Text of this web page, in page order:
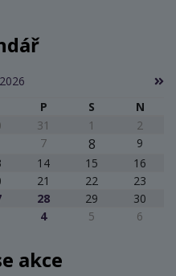
P S
N
31 1
2
7 8
9
14 15
16
21 22
23
28 29
30
4 5 6
akce